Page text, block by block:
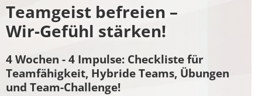
Teamgeist befreien –
Wir-Gefühl stärken!
4 Wochen - 4 Impulse: Checkliste für
Teamfähigkeit, Hybride Teams, Übungen
und Team-Challenge!